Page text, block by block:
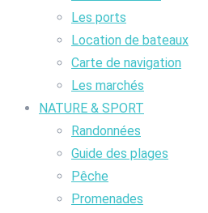
Les ports
Location de bateaux
Carte de navigation
Les marchés
NATURE & SPORT
Randonnées
Guide des plages
Pêche
Promenades